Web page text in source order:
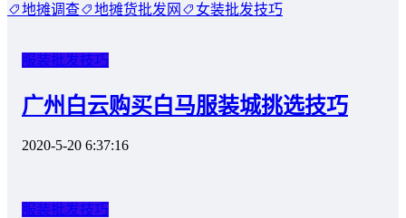
地摊调查 地摊货批发网 女装批发技巧
服装批发技巧
广州白云购买白马服装城挑选技巧
2020-5-20 6:37:16
服装批发技巧